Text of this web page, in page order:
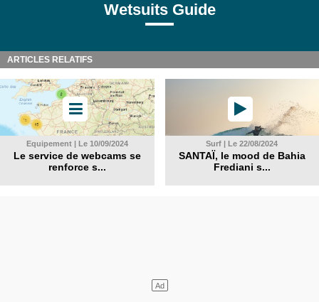
Wetsuits Guide
ARTICLES RELATIFS
Equipement | Le 10/09/2024
Le service de webcams se
renforce s...
Surf | Le 22/08/2024
SANTAÏ, le mood de Bahia
Frediani s...